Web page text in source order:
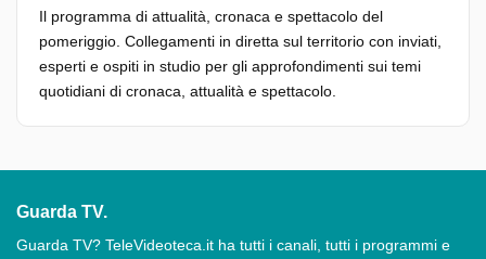
Il programma di attualità, cronaca e spettacolo del
pomeriggio. Collegamenti in diretta sul territorio con inviati,
esperti e ospiti in studio per gli approfondimenti sui temi
quotidiani di cronaca, attualità e spettacolo.
Guarda TV.
Guarda TV? TeleVideoteca.it ha tutti i canali, tutti i programmi e